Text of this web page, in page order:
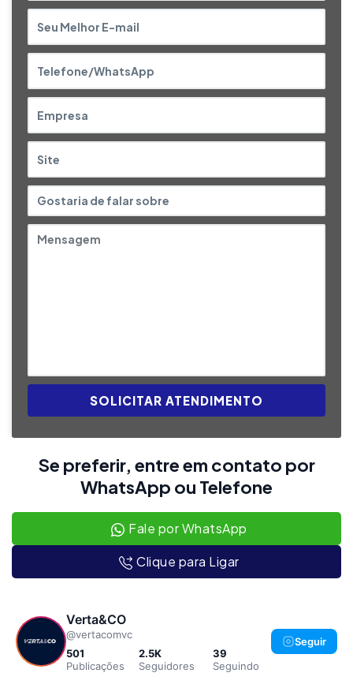
SOLICITAR ATENDIMENTO
Se preferir, entre em contato por
WhatsApp ou Telefone
Fale por WhatsApp
Clique para Ligar
Verta&CO
@vertacomvc
501
Publicações
2.5K
Seguidores
39
Seguindo
Seguir